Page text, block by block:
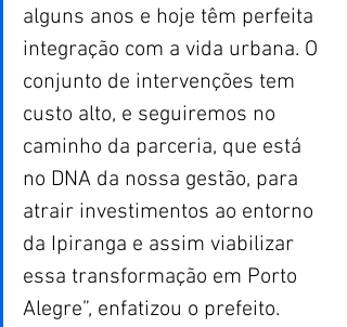
alguns anos e hoje têm perfeita
integração com a vida urbana. O
conjunto de intervenções tem
custo alto, e seguiremos no
caminho da parceria, que está
no DNA da nossa gestão, para
atrair investimentos ao entorno
da Ipiranga e assim viabilizar
essa transformação em Porto
Alegre”, enfatizou o prefeito.